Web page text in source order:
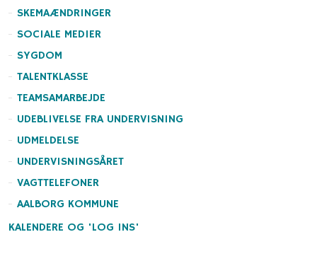
SKEMAÆNDRINGER
SOCIALE MEDIER
SYGDOM
TALENTKLASSE
TEAMSAMARBEJDE
UDEBLIVELSE FRA UNDERVISNING
UDMELDELSE
UNDERVISNINGSÅRET
VAGTTELEFONER
AALBORG KOMMUNE
KALENDERE OG 'LOG INS'